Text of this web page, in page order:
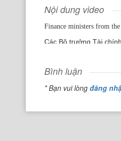
Nội dung video
Finance ministers from
Các Bộ trưởng Tài
American Treasury
Bình luận
* Bạn vui lòngđăng